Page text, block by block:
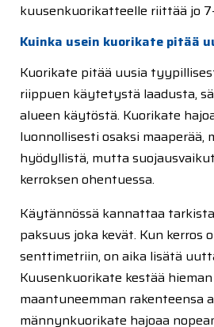
kuusenkuorikatteelle riittää jo
Kuinka usein kuorikate pitää
Kuorikate pitää uusia
riippuen käytetystä laadusta,
alueen käytöstä. Kuorikate
luonnollisesti osaksi maaperää,
hyödyllistä, mutta
kerroksen ohentuessa.
Käytännössä kannattaa
paksuus joka kevät. Kun kerros
senttimetriin, on aika lisätä
Kuusenkuorikate kestää
maantuneemman rakenteensa
männynkuorikate hajoaa